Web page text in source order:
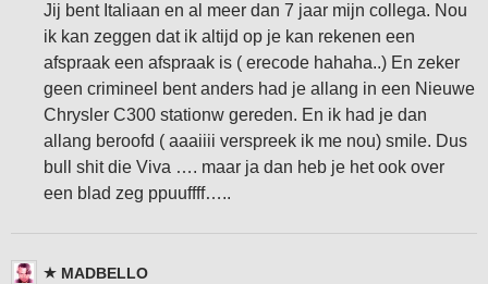
Jij bent Italiaan en al meer dan 7 jaar mijn collega. Nou
ik kan zeggen dat ik altijd op je kan rekenen een
afspraak een afspraak is ( erecode hahaha..) En zeker
geen crimineel bent anders had je allang in een Nieuwe
Chrysler C300 stationw gereden. En ik had je dan
allang beroofd ( aaaiiii verspreek ik me nou) smile. Dus
bull shit die Viva …. maar ja dan heb je het ook over
een blad zeg ppuuffff…..
MADBELLO